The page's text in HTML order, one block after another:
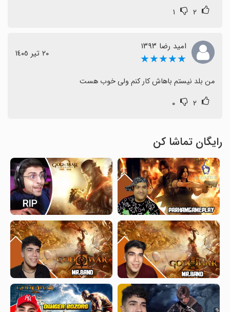
۲ ۱
امید رضا ۱۳۹۳
★★★★★ ٢٠ تیر ١٤٠٥
من بلد نیستم باهاش کار کنم ولی خوب هست
۲ ۰
رایگان تماشا کن